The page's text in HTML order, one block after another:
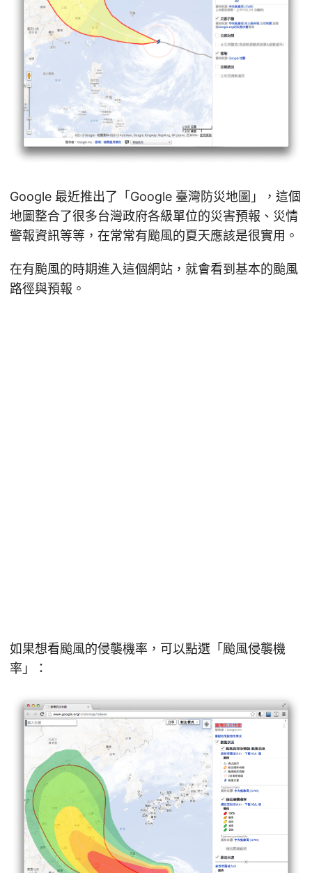
Google 最近推出了「Google 臺灣防災地圖」，這個
地圖整合了很多台灣政府各級單位的災害預報、災情
警報資訊等等，在常常有颱風的夏天應該是很實用。
在有颱風的時期進入這個網站，就會看到基本的颱風
路徑與預報。
如果想看颱風的侵襲機率，可以點選「颱風侵襲機
率」：